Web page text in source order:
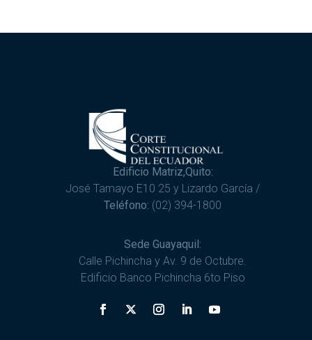
Edificio Matriz,Quito:
José Tamayo E10 25 y Lizardo García /
Teléfono: (02) 394-1800
Sede Guayaquil:
Calle Pichincha y Av. 9 de Octubre.
Edificio Banco Pichincha 6to Piso